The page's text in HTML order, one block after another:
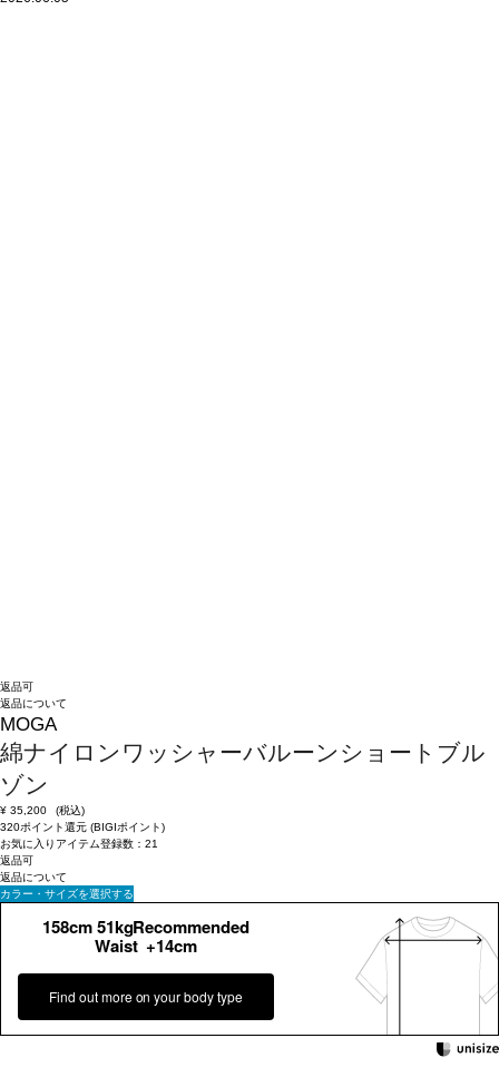
返品可
返品について
MOGA
綿ナイロンワッシャーバルーンショートブル
ゾン
¥ 35,200
(税込)
320ポイント還元 (BIGIポイント)
お気に入りアイテム登録数： 21
返品可
返品について
カラー・サイズを選択する
158cm 51kgRecommended
Waist +14cm
Find out more on your body type